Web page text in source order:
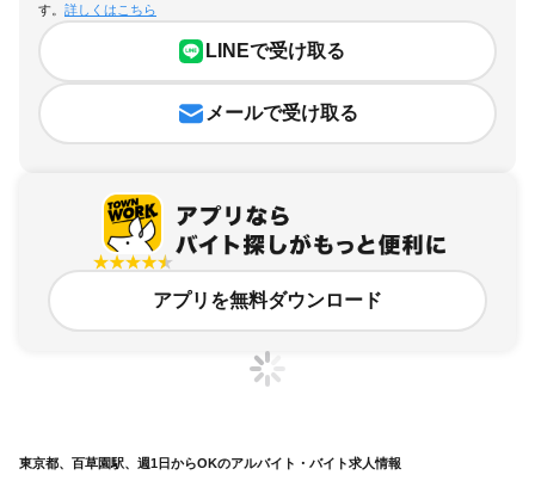
す。 詳しくはこちら
LINEで受け取る
メールで受け取る
アプリを無料ダウンロード
東京都、百草園駅、週1日からOKのアルバイト・バイト求人情報